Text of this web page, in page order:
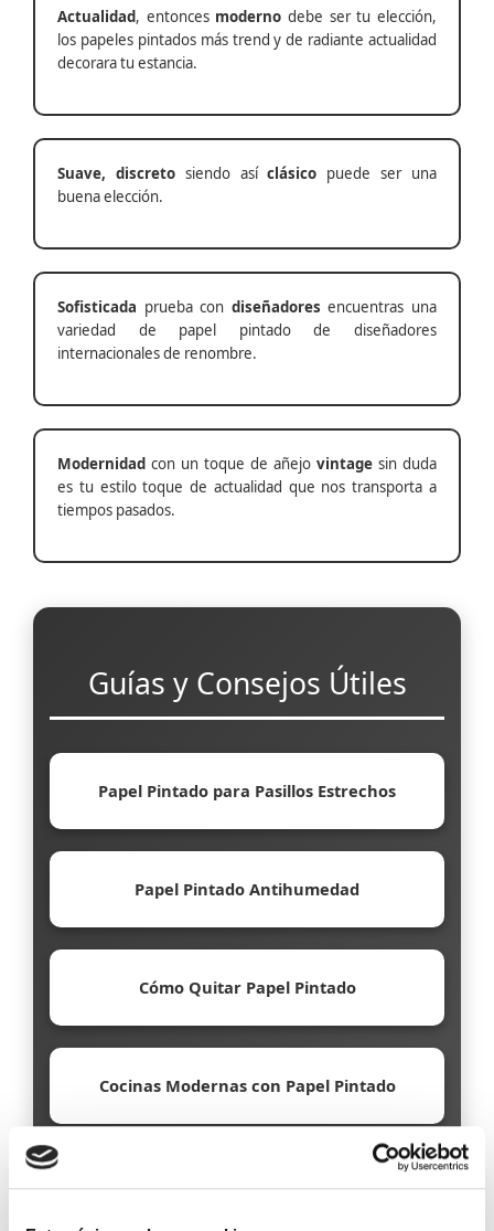
Actualidad, entonces moderno debe ser tu elección,
los papeles pintados más trend y de radiante actualidad
decorara tu estancia.
Suave, discretosiendo asíclásico puede ser una
buena elección.
Sofisticada prueba con diseñadores encuentras una
variedad de papel pintado de diseñadores
internacionales de renombre.
Modernidad con un toque de añejo vintage sin duda
es tu estilo toque de actualidad que nos transporta a
tiempos pasados.
Guías y Consejos Útiles
Papel Pintado para Pasillos Estrechos
Papel Pintado Antihumedad
Cómo Quitar Papel Pintado
Cocinas Modernas con Papel Pintado
Papel Pintado Ecológico